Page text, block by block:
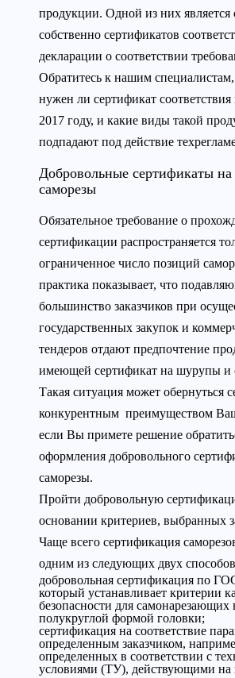
продукции. Одной из них
собственно сертификатов
декларации о соответствии
Обратитесь к нашим
нужен ли сертификат соответствия
2017 году, и какие виды такой
подпадают под действие
Добровольные сертификаты
саморезы
Обязательное требование о
сертификации распространяется
ограниченное число позиций
практика показывает, что
большинство заказчиков при
государственных закупок и
тендеров отдают предпочтение
имеющей сертификат на шурупы и
Такая ситуация может обернуться
конкурентным преимуществом
если Вы примете решение
оформления добровольного
саморезы.
Пройти добровольную
основании критериев, выбранных
Чаще всего сертификация
одним из следующих двух
добровольная сертификация по
который устанавливает критерии
безопасности для самонарезающих
полукруглой формой головки;
сертификация на соответствие
определенным заказчиком,
определенных в соответствии с
условиями (ТУ), действующими на